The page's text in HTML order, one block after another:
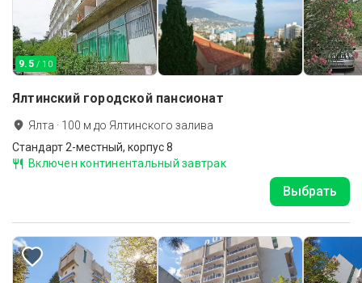
9.5 / 10
Ялтинский городской пансионат
Ялта · 100 м до Ялтинского залива
Стандарт 2-местный, корпус 8
Включен континентальный завтрак
Выбрать